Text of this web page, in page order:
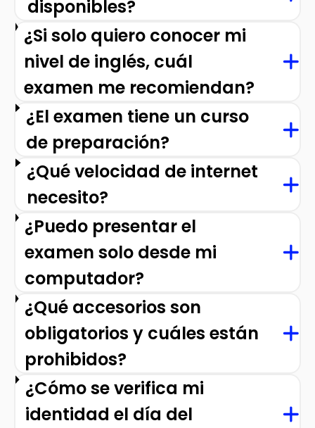
disponibles?
¿Si solo quiero conocer mi
nivel de inglés, cuál
examen me recomiendan?
¿El examen tiene un curso
de preparación?
¿Qué velocidad de internet
necesito?
¿Puedo presentar el
examen solo desde mi
computador?
¿Qué accesorios son
obligatorios y cuáles están
prohibidos?
¿Cómo se verifica mi
identidad el día del